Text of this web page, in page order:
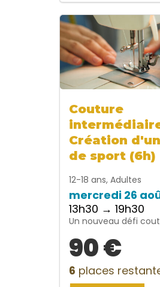
Couture
Création
de sport (6h)
12-18 ans, Adultes
mercredi 26
13h30 → 19h30
Un nouveau défi
90 €
6 places